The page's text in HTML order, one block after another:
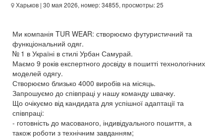
Харьков | 30 мая 2026, номер: 34855, просмотры: 25
Ми компанія TUR WEAR: створюємо футуристичний та
функціональний одяг.
№ 1 в Україні в стилі Урбан Самурай.
Маємо 9 років експертного досвіду в пошитті технологічних
моделей одягу.
Створюємо близько 4000 виробів на місяць.
Запрошуємо до співпраці у нашу команду швачку.
Що очікуємо від кандидата для успішної адаптації та
співпраці:
- готовність до масованого, індивідуального пошиття, а
також роботи з технічним завданням;